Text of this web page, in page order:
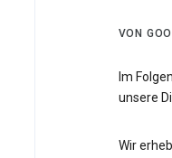
VON
Im
unsere
Wir